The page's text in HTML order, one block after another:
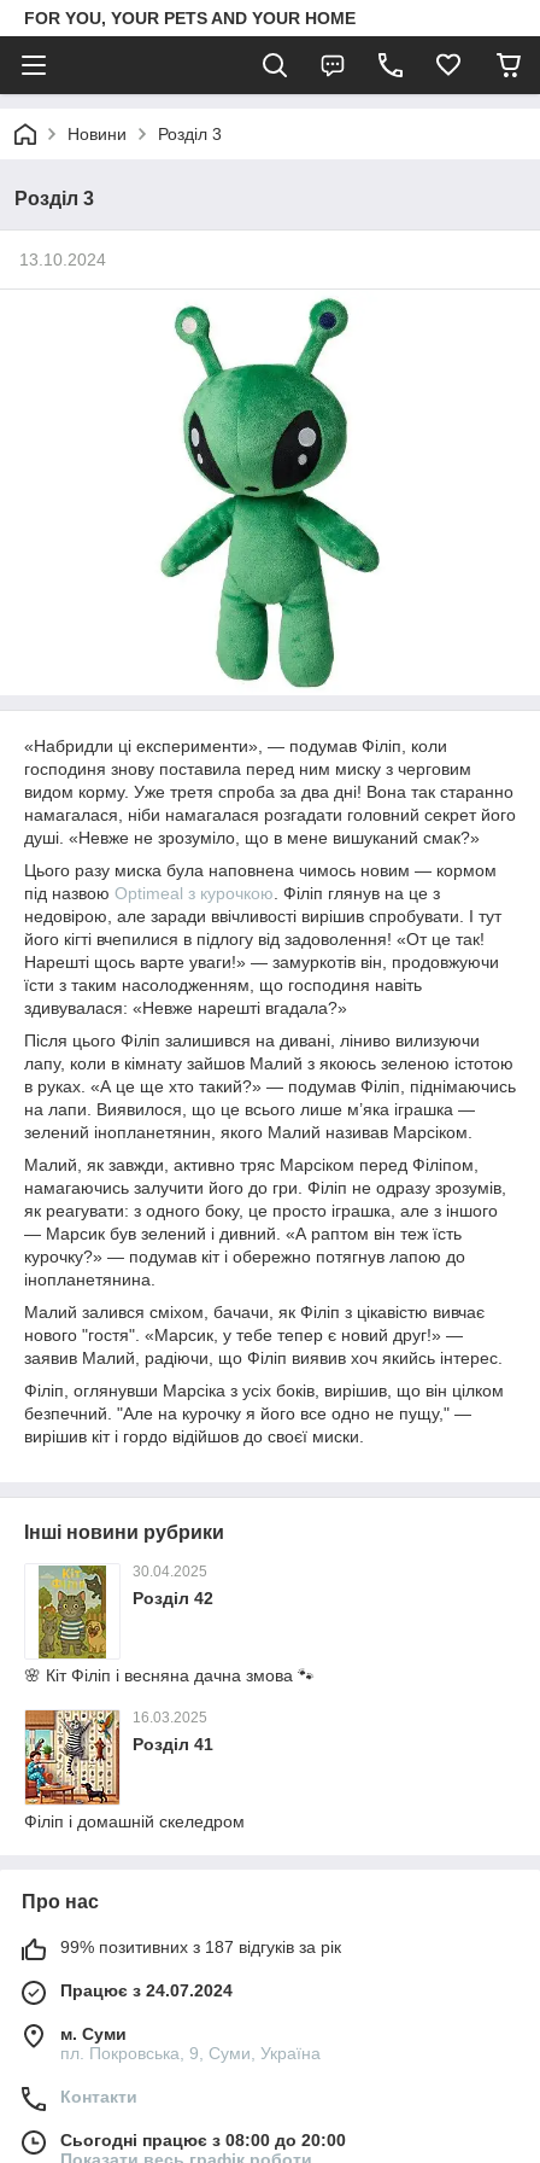
FOR YOU, YOUR PETS AND YOUR HOME
Новини Розділ 3
Розділ 3
13.10.2024
«Набридли ці експерименти», — подумав Філіп, коли
господиня знову поставила перед ним миску з черговим
видом корму. Уже третя спроба за два дні! Вона так старанно
намагалася, ніби намагалася розгадати головний секрет його
душі. «Невже не зрозуміло, що в мене вишуканий смак?»
Цього разу миска була наповнена чимось новим — кормом
під назвою Optimeal з курочкою . Філіп глянув на це з
недовірою, але заради ввічливості вирішив спробувати. І тут
його кігті вчепилися в підлогу від задоволення! «От це так!
Нарешті щось варте уваги!» — замуркотів він, продовжуючи
їсти з таким насолодженням, що господиня навіть
здивувалася: «Невже нарешті вгадала?»
Після цього Філіп залишився на дивані, ліниво вилизуючи
лапу, коли в кімнату зайшов Малий з якоюсь зеленою істотою
в руках. «А це ще хто такий?» — подумав Філіп, піднімаючись
на лапи. Виявилося, що це всього лише м’яка іграшка —
зелений інопланетянин, якого Малий називав Марсіком.
Малий, як завжди, активно тряс Марсіком перед Філіпом,
намагаючись залучити його до гри. Філіп не одразу зрозумів,
як реагувати: з одного боку, це просто іграшка, але з іншого
— Марсик був зелений і дивний. «А раптом він теж їсть
курочку?» — подумав кіт і обережно потягнув лапою до
інопланетянина.
Малий залився сміхом, бачачи, як Філіп з цікавістю вивчає
нового "гостя". «Марсик, у тебе тепер є новий друг!» —
заявив Малий, радіючи, що Філіп виявив хоч якийсь інтерес.
Філіп, оглянувши Марсіка з усіх боків, вирішив, що він цілком
безпечний. "Але на курочку я його все одно не пущу," —
вирішив кіт і гордо відійшов до своєї миски.
Інші новини рубрики
30.04.2025
Розділ 42
🌸 Кіт Філіп і весняна дачна змова 🐾
16.03.2025
Розділ 41
Філіп і домашній скеледром
Про нас
99% позитивних з 187 відгуків за рік
Працює з 24.07.2024
м. Суми
пл. Покровська, 9, Суми, Україна
Контакти
Сьогодні працює з 08:00 до 20:00